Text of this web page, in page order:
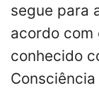
segue para
acordo com
conhecido